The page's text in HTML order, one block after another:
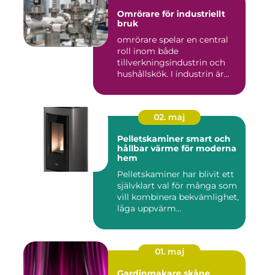
Omrörare för industriellt
bruk
omrörare spelar en central
roll inom både
tillverkningsindustrin och
hushållskök. I industrin är
02. maj
Pelletskaminer smart och
hållbar värme för moderna
hem
Pelletskaminer har blivit ett
självklart val för många som
vill kombinera bekvämlighet,
låga uppvärm...
01. maj